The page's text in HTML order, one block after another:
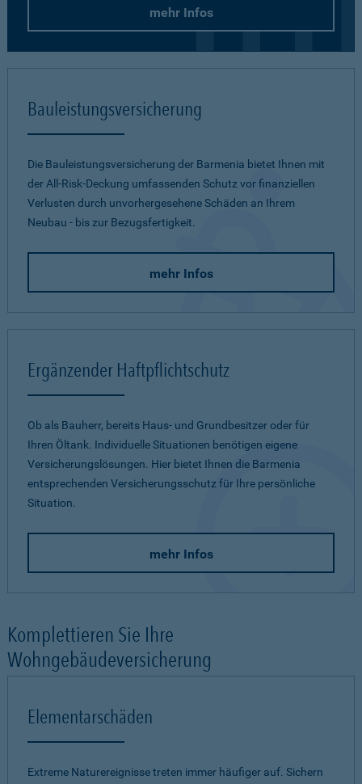
mehr Infos
Bauleistungsversicherung
Die Bauleistungsversicherung der Barmenia bietet Ihnen mit
der All-Risk-Deckung umfassenden Schutz vor finanziellen
Verlusten durch unvorhergesehene Schäden an Ihrem
Neubau - bis zur Bezugsfertigkeit.
mehr Infos
Ergänzender Haftpflichtschutz
Ob als Bauherr, bereits Haus- und Grundbesitzer oder für
Ihren Öltank. Individuelle Situationen benötigen eigene
Versicherungslösungen. Hier bietet Ihnen die Barmenia
entsprechenden Versicherungsschutz für Ihre persönliche
Situation.
mehr Infos
Komplettieren Sie Ihre
Wohngebäudeversicherung
Elementarschäden
Extreme Naturereignisse treten immer häufiger auf. Sichern